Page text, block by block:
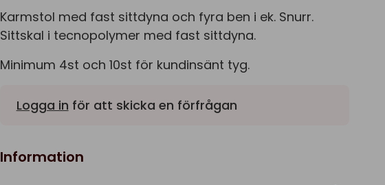
Karmstol med fast sittdyna och fyra ben i ek. Snurr.
Sittskal i tecnopolymer med fast sittdyna.
Minimum 4st och 10st för kundinsänt tyg.
Logga in för att skicka en förfrågan
Information